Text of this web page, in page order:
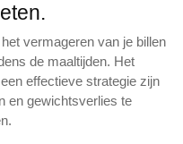
vermageren van je billen
de maaltijden. Het
effectieve strategie zijn
en gewichtsverlies te